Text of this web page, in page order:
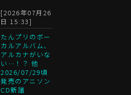
[2026年07月26
日 15:33]
たんプリのボー
カルアルバム、
アルカナがいな
い…！？ 他
2026/07/29頃
発売のアニソン
CD新譜